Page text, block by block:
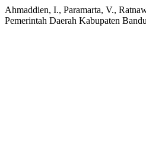
Ahmaddien, I., Paramarta, V.,
Pemerintah Daerah Kabupaten